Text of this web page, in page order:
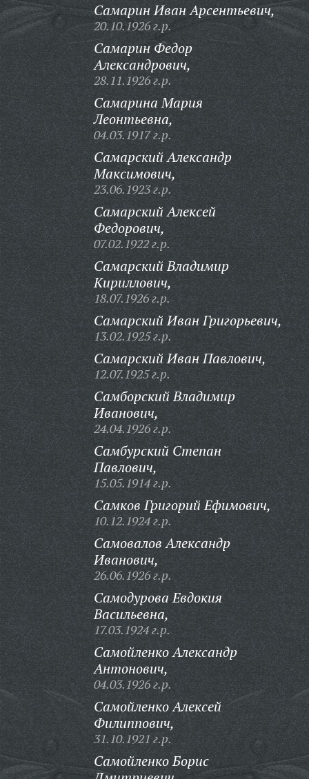
Самарин Иван Арсентьевич,
20.10.1926 г.р.
Самарин Федор
Александрович,
28.11.1926 г.р.
Самарина Мария
Леонтьевна,
04.03.1917 г.р.
Самарский Александр
Максимович,
23.06.1923 г.р.
Самарский Алексей
Федорович,
07.02.1922 г.р.
Самарский Владимир
Кириллович,
18.07.1926 г.р.
Самарский Иван Григорьевич,
13.02.1925 г.р.
Самарский Иван Павлович,
12.07.1925 г.р.
Самборский Владимир
Иванович,
24.04.1926 г.р.
Самбурский Степан
Павлович,
15.05.1914 г.р.
Самков Григорий Ефимович,
10.12.1924 г.р.
Самовалов Александр
Иванович,
26.06.1926 г.р.
Самодурова Евдокия
Васильевна,
17.03.1924 г.р.
Самойленко Александр
Антонович,
04.03.1926 г.р.
Самойленко Алексей
Филиппович,
31.10.1921 г.р.
Самойленко Борис